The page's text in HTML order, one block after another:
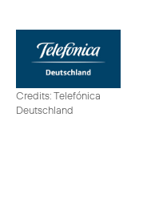
Credits: Telefónica
Deutschland